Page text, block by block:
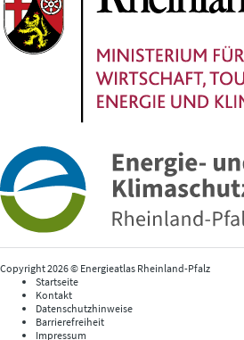
Copyright 2026 © Energieatlas Rheinland-Pfalz
Startseite
Kontakt
Datenschutzhinweise
Barrierefreiheit
Impressum